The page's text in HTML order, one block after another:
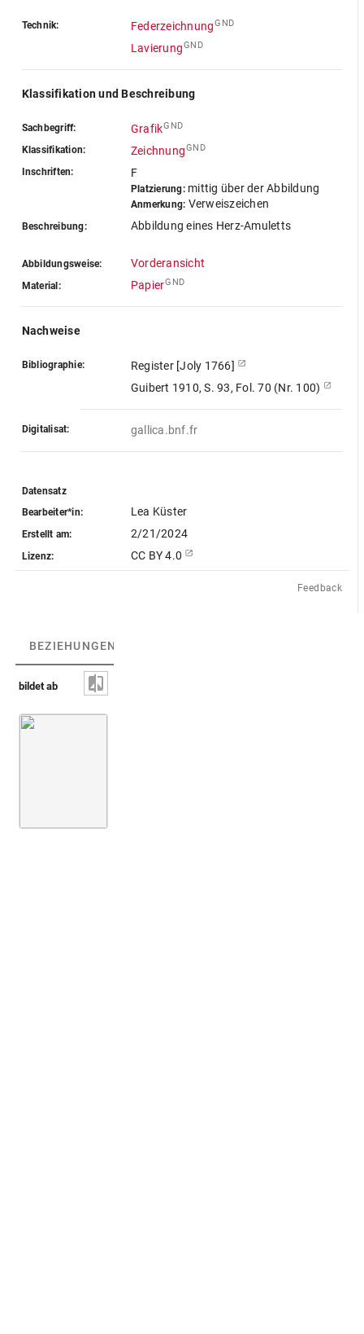
Technik: FederzeichnungGND
LavierungGND
Klassifikation und Beschreibung
Sachbegriff: GrafikGND
Klassifikation: ZeichnungGND
Inschriften: F
Platzierung:mittig über der Abbildung
Anmerkung: Verweiszeichen
Beschreibung: Abbildung eines Herz-Amuletts
Abbildungsweise: Vorderansicht
Material: PapierGND
Nachweise
Bibliographie:
Register [Joly 1766]
Guibert 1910, S. 93, Fol. 70 (Nr. 100)
Digitalisat: gallica.bnf.fr
Datensatz
Bearbeiter*in:
Lea Küster
Erstellt am: 2/21/2024
Lizenz: CC BY 4.0
Feedback
BEZIEHUNGEN
bildet ab